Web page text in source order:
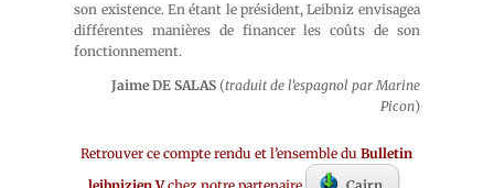
son existence. En étant le président, Leibniz envisagea
différentes manières de financer les coûts de son
fonctionnement.
Jaime DE SALAS(traduit de l’espagnol par Marine
Picon)
Retrouver ce compte rendu et l’ensemble duBulletin